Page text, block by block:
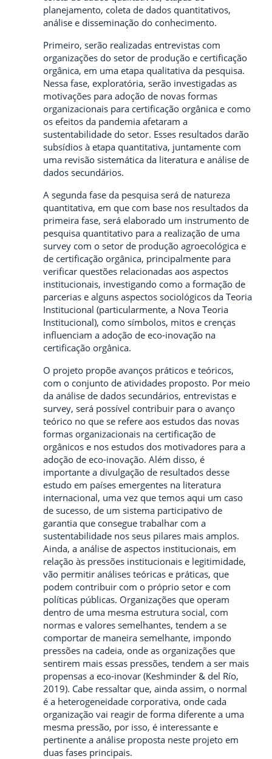
planejamento, coleta de dados quantitativos,
análise e disseminação do conhecimento.
Primeiro, serão realizadas entrevistas com
organizações do setor de produção e certificação
orgânica, em uma etapa qualitativa da pesquisa.
Nessa fase, exploratória, serão investigadas as
motivações para adoção de novas formas
organizacionais para certificação orgânica e como
os efeitos da pandemia afetaram a
sustentabilidade do setor. Esses resultados darão
subsídios à etapa quantitativa, juntamente com
uma revisão sistemática da literatura e análise de
dados secundários.
A segunda fase da pesquisa será de natureza
quantitativa, em que com base nos resultados da
primeira fase, será elaborado um instrumento de
pesquisa quantitativo para a realização de uma
survey com o setor de produção agroecológica e
de certificação orgânica, principalmente para
verificar questões relacionadas aos aspectos
institucionais, investigando como a formação de
parcerias e alguns aspectos sociológicos da Teoria
Institucional (particularmente, a Nova Teoria
Institucional), como símbolos, mitos e crenças
influenciam a adoção de eco-inovação na
certificação orgânica.
O projeto propõe avanços práticos e teóricos,
com o conjunto de atividades proposto. Por meio
da análise de dados secundários, entrevistas e
survey, será possível contribuir para o avanço
teórico no que se refere aos estudos das novas
formas organizacionais na certificação de
orgânicos e nos estudos dos motivadores para a
adoção de eco-inovação. Além disso, é
importante a divulgação de resultados desse
estudo em países emergentes na literatura
internacional, uma vez que temos aqui um caso
de sucesso, de um sistema participativo de
garantia que consegue trabalhar com a
sustentabilidade nos seus pilares mais amplos.
Ainda, a análise de aspectos institucionais, em
relação às pressões institucionais e legitimidade,
vão permitir análises teóricas e práticas, que
podem contribuir com o próprio setor e com
políticas públicas. Organizações que operam
dentro de uma mesma estrutura social, com
normas e valores semelhantes, tendem a se
comportar de maneira semelhante, impondo
pressões na cadeia, onde as organizações que
sentirem mais essas pressões, tendem a ser mais
propensas a eco-inovar (Keshminder & del Río,
2019). Cabe ressaltar que, ainda assim, o normal
é a heterogeneidade corporativa, onde cada
organização vai reagir de forma diferente a uma
mesma pressão, por isso, é interessante e
pertinente a análise proposta neste projeto em
duas fases principais.